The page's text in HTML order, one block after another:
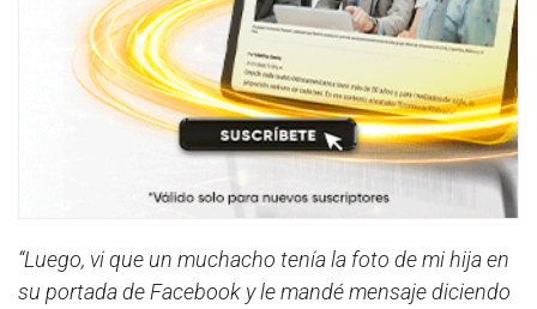
“Luego, vi que un muchacho tenía la foto de mi hija en
su portada de Facebook y le mandé mensaje diciendo